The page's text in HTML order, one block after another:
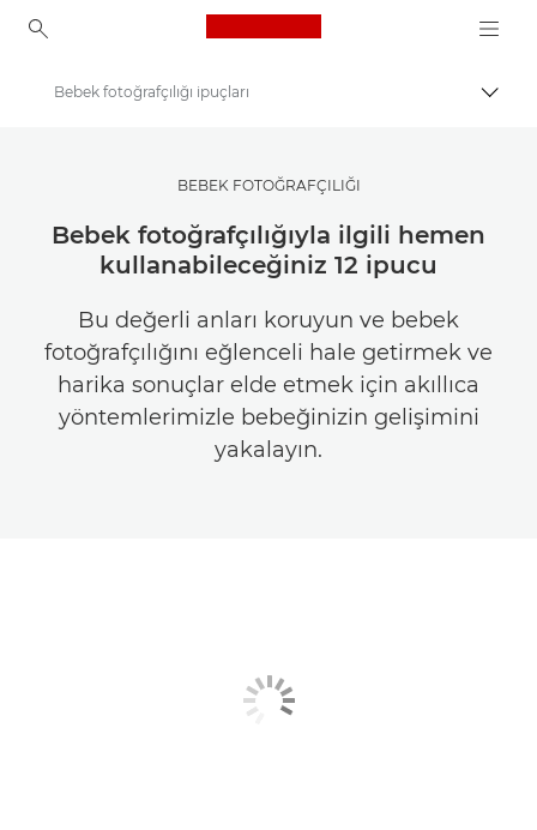
Canon Logo, back to
İçerik
İlham Alın | Fotoğrafçılık ve Baskı İpuçları ve Müşteri Kılavuzları
Fotoğrafçılık ve Baskı İpuçları ve Teknikleri
Bebek fotoğrafçılığı ipuçları
BEBEK FOTOĞRAFÇILIĞI
Bebek fotoğrafçılığıyla ilgili hemen
kullanabileceğiniz 12 ipucu
Bu değerli anları koruyun ve bebek
fotoğrafçılığını eğlenceli hale getirmek ve
harika sonuçlar elde etmek için akıllıca
yöntemlerimizle bebeğinizin gelişimini
yakalayın.